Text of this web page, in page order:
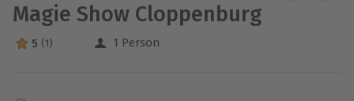
Magie Show Cloppenburg
5 Sterne von 5 aus 1 Bewertungen
5 (1) 1 Person